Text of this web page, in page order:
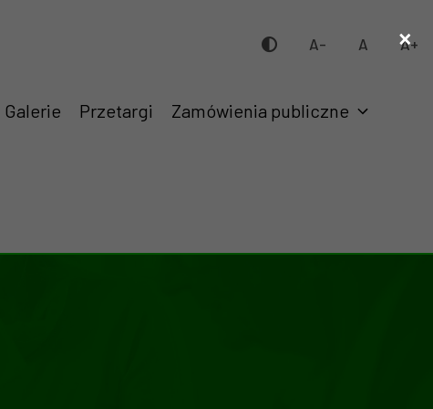
A- A A+
Galerie Przetargi Zamówienia publiczne
×